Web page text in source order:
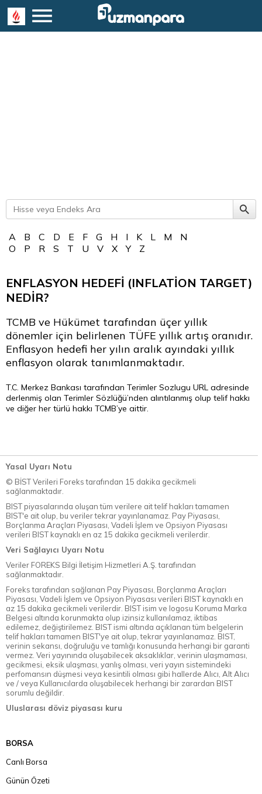
A B C D E F G H I K L M
N
O
P R S T U V X Y Z
ENFLASYON HEDEFİ (INFLATİON TARGET)
NEDİR?
TCMB ve Hükümet tarafından üçer yıllık
dönemler için belirlenen TÜFE yıllık artış oranıdır.
Enflasyon hedefi her yılın aralık ayındaki yıllık
enflasyon olarak tanımlanmaktadır.
T.C. Merkez Bankası tarafından Terimler Sozlugu URL adresinde
derlenmiş olan Terimler Sözlüğü’nden alıntılanmış olup telif hakkı
ve diğer her türlü hakkı TCMB’ye aittir.
Yasal Uyarı Notu
© BİST Verileri Foreks tarafından 15 dakika gecikmeli
sağlanmaktadır.
BIST piyasalarında oluşan tüm verilere ait telif hakları tamamen
BIST'e ait olup, bu veriler tekrar yayınlanamaz. Pay Piyasası,
Borçlanma Araçları Piyasası, Vadeli İşlem ve Opsiyon Piyasası
verileri BIST kaynaklı en az 15 dakika gecikmeli verilerdir.
Veri Sağlayıcı Uyarı Notu
Veriler FOREKS Bilgi İletişim Hizmetleri A.Ş. tarafından
sağlanmaktadır.
Foreks tarafından sağlanan Pay Piyasası, Borçlanma Araçları
Piyasası, Vadeli İşlem ve Opsiyon Piyasası verileri BIST kaynaklı en
az 15 dakika gecikmeli verilerdir. BIST isim ve logosu Koruma Marka
Belgesi altında korunmakta olup izinsiz kullanılamaz, iktibas
edilemez, değiştirilemez. BIST ismi altında açıklanan tüm belgelerin
telif hakları tamamen BIST'ye ait olup, tekrar yayınlanamaz. BIST,
verinin sekansı, doğruluğu ve tamlığı konusunda herhangi bir garanti
vermez. Veri yayınında oluşabilecek aksaklıklar, verinin ulaşmaması,
gecikmesi, eksik ulaşması, yanlış olması, veri yayın sistemindeki
perfomansın düşmesi veya kesintili olması gibi hallerde Alıcı, Alt Alıcı
ve / veya Kullanıcılarda oluşabilecek herhangi bir zarardan BIST
sorumlu değildir.
Uluslarası döviz piyasası kuru
BORSA
Canlı Borsa
Günün Özeti